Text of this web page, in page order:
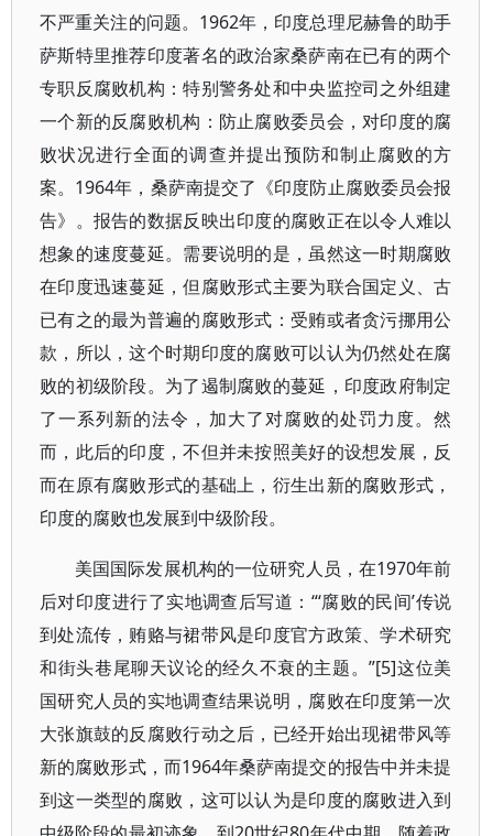
不严重关注的问题。1962年，印度总理尼赫鲁的助手
萨斯特里推荐印度著名的政治家桑萨南在已有的两个
专职反腐败机构：特别警务处和中央监控司之外组建
一个新的反腐败机构：防止腐败委员会，对印度的腐
败状况进行全面的调查并提出预防和制止腐败的方
案。1964年，桑萨南提交了《印度防止腐败委员会报
告》。报告的数据反映出印度的腐败正在以令人难以
想象的速度蔓延。需要说明的是，虽然这一时期腐败
在印度迅速蔓延，但腐败形式主要为联合国定义、古
已有之的最为普遍的腐败形式：受贿或者贪污挪用公
款，所以，这个时期印度的腐败可以认为仍然处在腐
败的初级阶段。为了遏制腐败的蔓延，印度政府制定
了一系列新的法令，加大了对腐败的处罚力度。然
而，此后的印度，不但并未按照美好的设想发展，反
而在原有腐败形式的基础上，衍生出新的腐败形式，
印度的腐败也发展到中级阶段。
美国国际发展机构的一位研究人员，在1970年前
后对印度进行了实地调查后写道：“‘腐败的民间’传说
到处流传，贿赂与裙带风是印度官方政策、学术研究
和街头巷尾聊天议论的经久不衰的主题。”[5]这位美
国研究人员的实地调查结果说明，腐败在印度第一次
大张旗鼓的反腐败行动之后，已经开始出现裙带风等
新的腐败形式，而1964年桑萨南提交的报告中并未提
到这一类型的腐败，这可以认为是印度的腐败进入到